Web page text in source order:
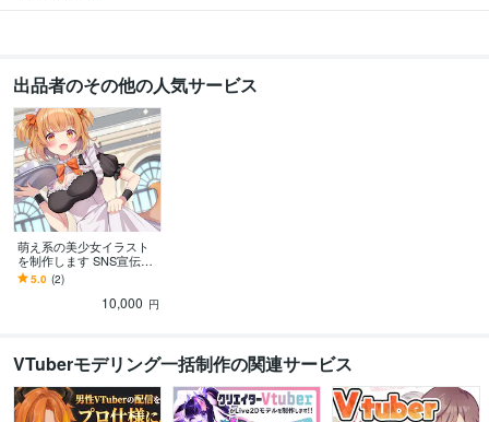
出品者のその他の人気サービス
萌え系の美少女イラスト
を制作します SNS宣伝、
グッズ、動画サムネイ
ル、MV等にどうぞ
5.0 (2)
10,000 円
VTuberモデリング一括制作の関連サービス